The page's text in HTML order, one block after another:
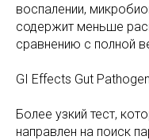
воспалении,
содержит меньше
сравнению с полной
GI Effects Gut
Более узкий тест,
направлен на поиск